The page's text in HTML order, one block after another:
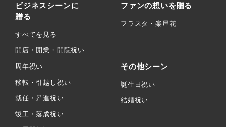
ビジネスシーンに
贈る
すべてを見る
開店・開業・開院祝い
周年祝い
移転・引越し祝い
就任・昇進祝い
竣工・落成祝い
ファンの想いを贈る
フラスタ・楽屋花
その他シーン
誕生日祝い
結婚祝い